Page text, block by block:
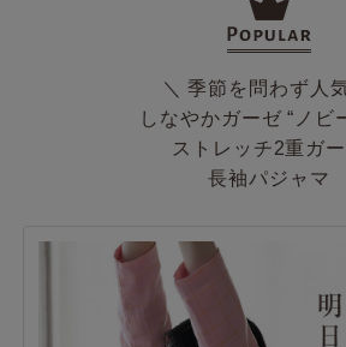
＼ 季節を問わず人
しなやかガーゼ “ノビ
ストレッチ2重ガ
長袖パジャマ